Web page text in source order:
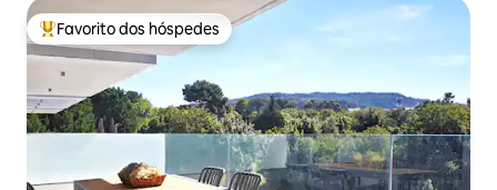
Favoritos dos hóspedes mais apreciados
Favorito dos hóspedes